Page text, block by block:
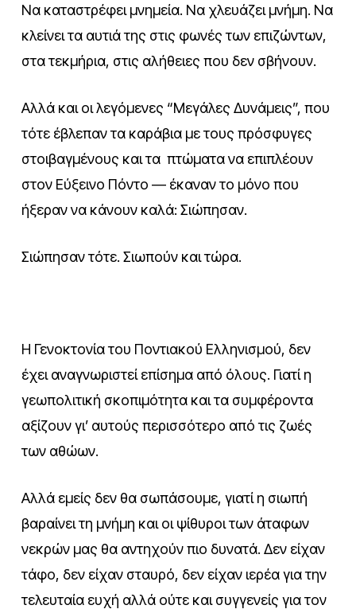
Να καταστρέφει μνημεία. Να χλευάζει μνήμη. Να
κλείνει τα αυτιά της στις φωνές των επιζώντων,
στα τεκμήρια, στις αλήθειες που δεν σβήνουν.
Αλλά και οι λεγόμενες “Μεγάλες Δυνάμεις”, που
τότε έβλεπαν τα καράβια με τους πρόσφυγες
στοιβαγμένους και τα πτώματα να επιπλέουν
στον Εύξεινο Πόντο — έκαναν το μόνο που
ήξεραν να κάνουν καλά: Σιώπησαν.
Σιώπησαν τότε. Σιωπούν και τώρα.
Η Γενοκτονία του Ποντιακού Ελληνισμού, δεν
έχει αναγνωριστεί επίσημα από όλους. Γιατί η
γεωπολιτική σκοπιμότητα και τα συμφέροντα
αξίζουν γι’ αυτούς περισσότερο από τις ζωές
των αθώων.
Αλλά εμείς δεν θα σωπάσουμε, γιατί η σιωπή
βαραίνει τη μνήμη και οι ψίθυροι των άταφων
νεκρών μας θα αντηχούν πιο δυνατά. Δεν είχαν
τάφο, δεν είχαν σταυρό, δεν είχαν ιερέα για την
τελευταία ευχή αλλά ούτε και συγγενείς για τον